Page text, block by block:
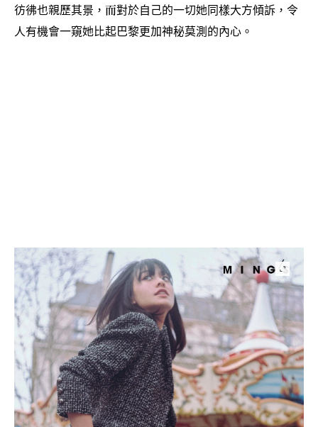
彷彿也親歷其景 ， 而對於自己的一切她同樣大方傾訴 ， 令
人有機會一窺她比起巴黎更加神秘莫測的內心。